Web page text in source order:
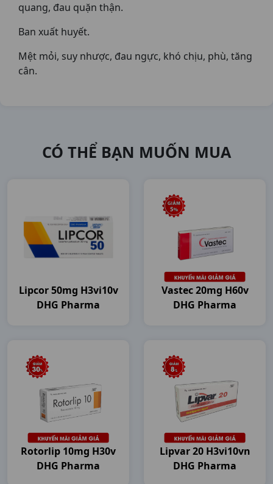
quang, đau quặn thận.
Ban xuất huyết.
Mệt mỏi, suy nhược, đau ngực, khó chịu, phù, tăng
cân.
CÓ THỂ BẠN MUỐN MUA
Lipcor 50mg H3vi10v
DHG Pharma
Vastec 20mg H60v
DHG Pharma
Rotorlip 10mg H30v
DHG Pharma
Lipvar 20 H3vi10vn
DHG Pharma